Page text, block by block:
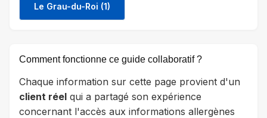
Le Grau-du-Roi (1)
Comment fonctionne ce guide collaboratif ?
Chaque information sur cette page provient d'un
client réel qui a partagé son expérience
concernant l'accès aux informations allergènes